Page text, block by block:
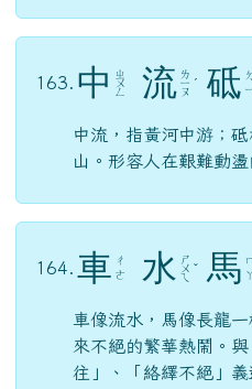
163. 中 ㄓ
ㄨ
ㄥ 流 ㄌ
ㄧ
ㄡ
ˊ 砥
中流，指黃河中游；
山。形容人在艱難動
164. 車 ㄔ
ㄜ
水 ㄕ
ㄨ
ㄟ
ˇ 馬 ㄚ
車像流水，馬像長龍
來不絕的繁華熱鬧。
往」、「絡繹不絕」